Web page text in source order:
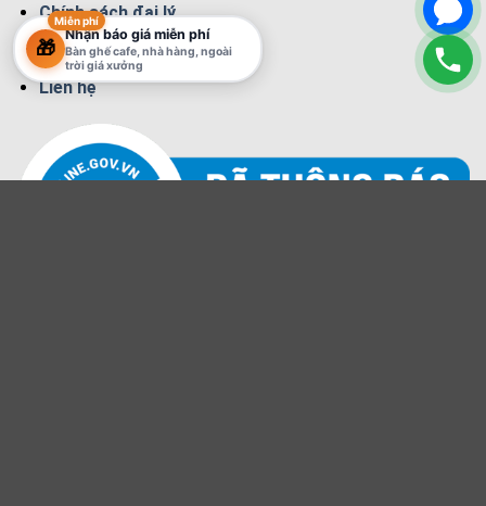
Chính sách đại lý
Về chúng tôi
Liên hệ
Miễn phí
🎁
Nhận báo giá miễn phí
Bàn ghế cafe, nhà hàng, ngoài
trời giá xưởng